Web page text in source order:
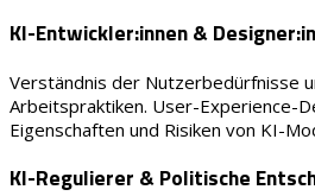
KI-Entwickler:innen &
Verständnis der Nutzerbedürfnisse
Arbeitspraktiken. User-Experience-
Eigenschaften und Risiken von KI-
KI-Regulierer & Politische